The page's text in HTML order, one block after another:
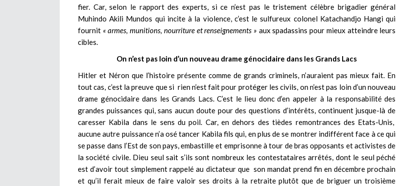
fier. Car, selon le rapport des experts, si ce n’est pas le tristement célèbre brigadier général
Muhindo Akili Mundos qui incite à la violence, c’est le sulfureux colonel Katachandjo Hangi qui
fournit « armes, munitions, nourriture et renseignements » aux spadassins pour mieux atteindre leurs
cibles.
On n’est pas loin d’un nouveau drame génocidaire dans les Grands Lacs
Hitler et Néron que l’histoire présente comme de grands criminels, n’auraient pas mieux fait. En
tout cas, c’est la preuve que si rien n’est fait pour protéger les civils, on n’est pas loin d’un nouveau
drame génocidaire dans les Grands Lacs. C’est le lieu donc d’en appeler à la responsabilité des
grandes puissances qui, sans aucun doute pour des questions d’intérêts, continuent jusque-là de
caresser Kabila dans le sens du poil. Car, en dehors des tièdes remontrances des Etats-Unis,
aucune autre puissance n’a osé tancer Kabila fils qui, en plus de se montrer indifférent face à ce qui
se passe dans l’Est de son pays, embastille et emprisonne à tour de bras opposants et activistes de
la société civile. Dieu seul sait s’ils sont nombreux les contestataires arrêtés, dont le seul péché
est d’avoir tout simplement rappelé au dictateur que son mandat prend fin en décembre prochain
et qu’il ferait mieux de faire valoir ses droits à la retraite plutôt que de briguer un troisième